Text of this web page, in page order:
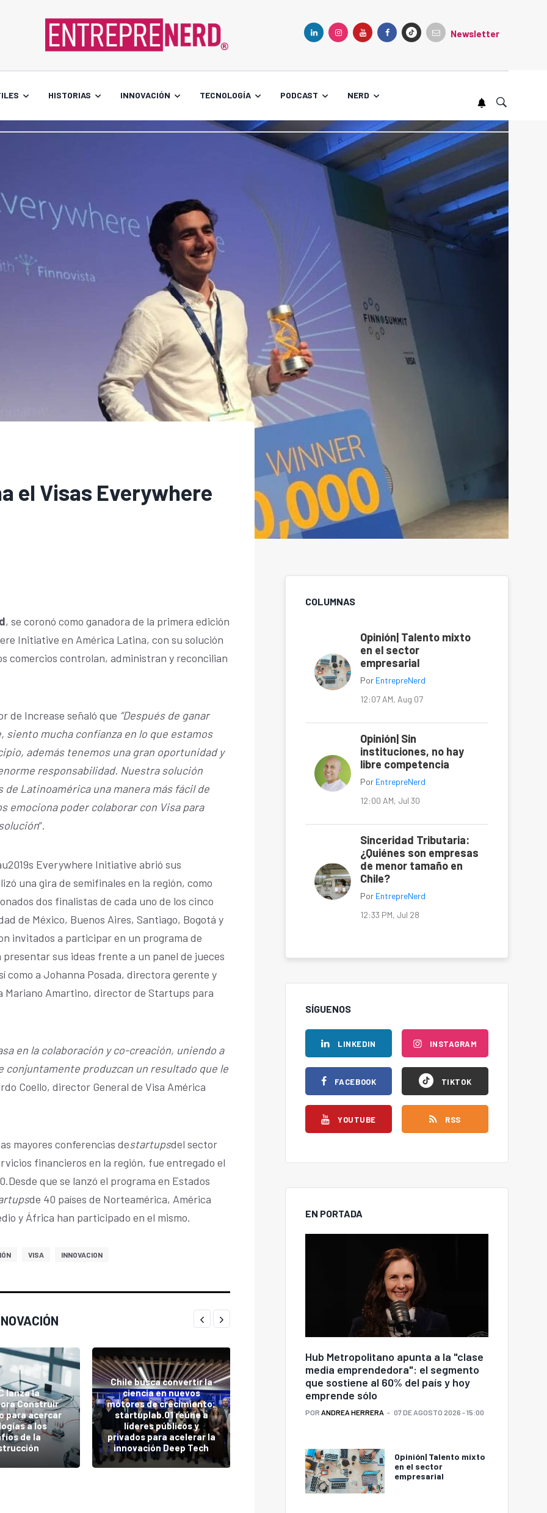
Newsletter
HISTORIAS INNOVACIÓN TECNOLOGÍA PODCAST NERD
el Visas Everywhere
, se coronó como ganadora de la primera edición
Initiative en América Latina, con su solución
comercios controlan, administran y reconcilian
de Increase señaló que “Después de ganar
siento mucha confianza en lo que estamos
además tenemos una gran oportunidad y
responsabilidad. Nuestra solución
Latinoamérica una manera más fácil de
emociona poder colaborar con Visa para
”.
Everywhere Initiative abrió sus
una gira de semifinales en la región, como
dos finalistas de cada uno de los cinco
de México, Buenos Aires, Santiago, Bogotá y
invitados a participar en un programa de
presentar sus ideas frente a un panel de jueces
como a Johanna Posada, directora gerente y
Mariano Amartino, director de Startups para
en la colaboración y co-creación, uniendo a
produzcan un resultado que le
Coello, director General de Visa América
mayores conferencias destartupsdel sector
financieros en la región, fue entregado el
que se lanzó el programa en Estados
de 40 países de Norteamérica, América
y África han participado en el mismo.
VISA INNOVACION
lanza la
Construir
para acercar
a los
de la
Chile busca convertir la
ciencia en nuevos
motores de crecimiento:
startuplab.01 reúne a
líderes públicos y
privados para acelerar la
innovación Deep Tech
Superhéroes, cómics y
videojuegos: ProChile
impulsó la proyección de
San Diego 2026
Nueva papa editada
COLUMNAS
Opinión| Talento mixto
en el sector
empresarial
Por EntrepreNerd
12:07 AM, Aug 07
Opinión| Sin
instituciones, no hay
libre competencia
Por EntrepreNerd
12:00 AM, Jul 30
Sinceridad Tributaria:
¿Quiénes son empresas
de menor tamaño en
Chile?
Por EntrepreNerd
12:33 PM, Jul 28
SÍGUENOS
LINKEDIN
FACEBOOK
YOUTUBE
INSTAGRAM
TIKTOK
RSS
EN PORTADA
Hub Metropolitano apunta a la "clase
media emprendedora": el segmento
que sostiene al 60% del país y hoy
emprende sólo
POR ANDREA HERRERA 07 DE AGOSTO 2026 - 15:00
Opinión| Talento mixto
en el sector
empresarial